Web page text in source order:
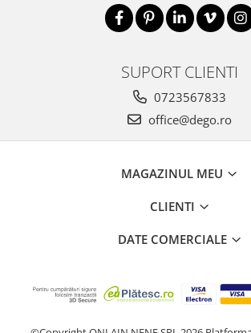
SUPORT CLIENTI
0723567833
office@dego.ro
MAGAZINUL MEU
CLIENTI
DATE COMERCIALE